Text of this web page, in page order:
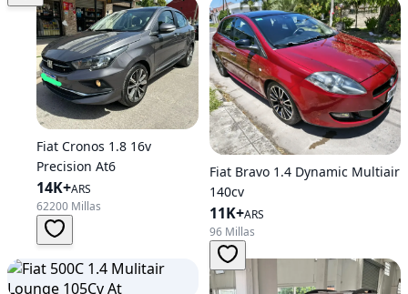
Fiat Cronos 1.8 16v
Precision At6
14K+ARS
62200 Millas
Fiat Bravo 1.4 Dynamic Multiair
140cv
11K+ARS
96 Millas